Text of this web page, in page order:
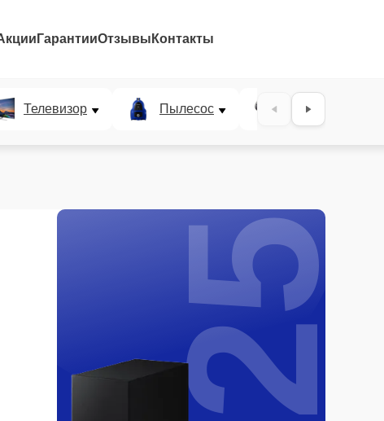
ГарантииОтзывы Контакты
Телевизор Пылесос Проектор
25%